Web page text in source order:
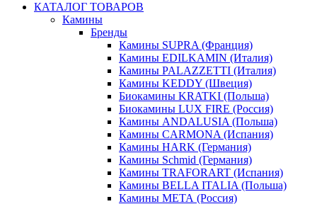
КАТАЛОГ ТОВАРОВ
Камины
Бренды
Камины SUPRA (Франция)
Камины EDILKAMIN (Италия)
Камины PALAZZETTI (Италия)
Камины KEDDY (Швеция)
Биокамины KRATKI (Польша)
Биокамины LUX FIRE (Россия)
Камины ANDALUSIA (Польша)
Камины CARMONA (Испания)
Камины HARK (Германия)
Камины Schmid (Германия)
Камины TRAFORART (Испания)
Камины BELLA ITALIA (Польша)
Камины МЕТА (Россия)